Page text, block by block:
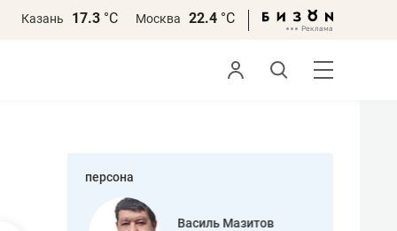
Казань 17.3 °С Москва 22.4 °С
персона
Василь Мазитов